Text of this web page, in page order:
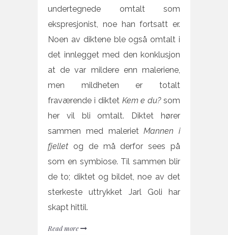
undertegnede omtalt som
ekspresjonist, noe han fortsatt er.
Noen av diktene ble også omtalt i
det innlegget med den konklusjon
at de var mildere enn maleriene,
men mildheten er totalt
fraværende i diktet Kem e du? som
her vil bli omtalt. Diktet hører
sammen med malerietMannen i
fjellet og de må derfor sees på
som en symbiose. Til sammen blir
de to; diktet og bildet, noe av det
sterkeste uttrykket Jarl Goli har
skapt hittil.
Read more